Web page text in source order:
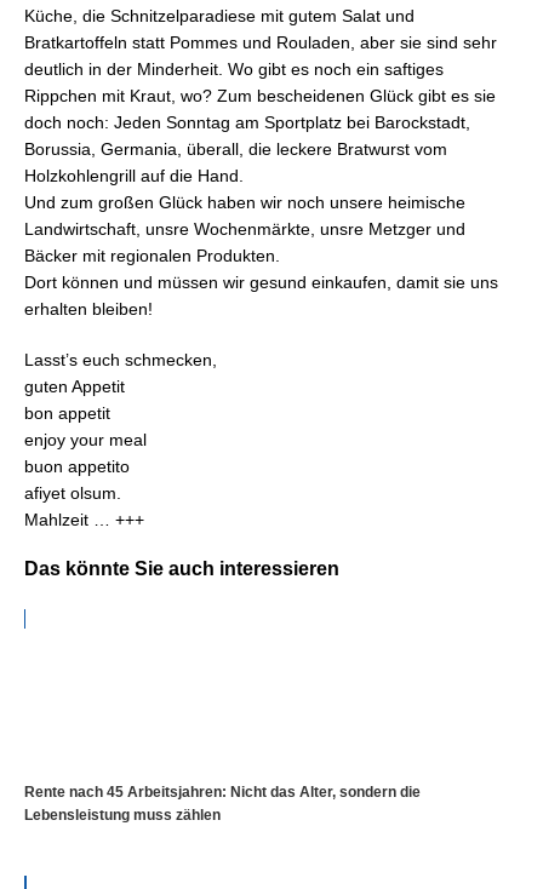
Küche, die Schnitzelparadiese mit gutem Salat und
Bratkartoffeln statt Pommes und Rouladen, aber sie sind sehr
deutlich in der Minderheit. Wo gibt es noch ein saftiges
Rippchen mit Kraut, wo? Zum bescheidenen Glück gibt es sie
doch noch: Jeden Sonntag am Sportplatz bei Barockstadt,
Borussia, Germania, überall, die leckere Bratwurst vom
Holzkohlengrill auf die Hand.
Und zum großen Glück haben wir noch unsere heimische
Landwirtschaft, unsre Wochenmärkte, unsre Metzger und
Bäcker mit regionalen Produkten.
Dort können und müssen wir gesund einkaufen, damit sie uns
erhalten bleiben!
Lasst’s euch schmecken,
guten Appetit
bon appetit
enjoy your meal
buon appetito
afiyet olsum.
Mahlzeit … +++
Das könnte Sie auch interessieren
Rente nach 45 Arbeitsjahren: Nicht das Alter, sondern die
Lebensleistung muss zählen